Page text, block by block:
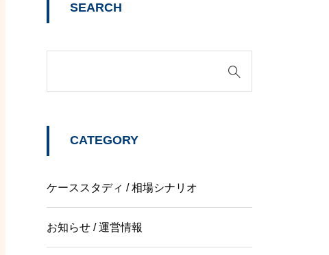
SEARCH
CATEGORY
ケーススタディ / 相場シナリオ
お知らせ / 運営情報